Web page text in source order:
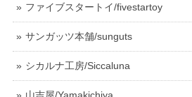
ファイブスタートイ/fivestartoy
サンガッツ本舗/sunguts
シカルナ工房/Siccaluna
山吉屋/Yamakichiya